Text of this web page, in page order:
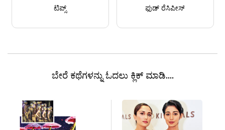
ಟಿಪ್ಸ್
ಫುಡ್ ರೆಸಿಪೀಸ್
ಬೇರೆ ಕಥೆಗಳನ್ನು ಓದಲು ಕ್ಲಿಕ್ ಮಾಡಿ....